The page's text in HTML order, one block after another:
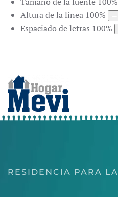
Altura de la línea 100%
Espaciado de letras 100%
RESIDENCIA PARA